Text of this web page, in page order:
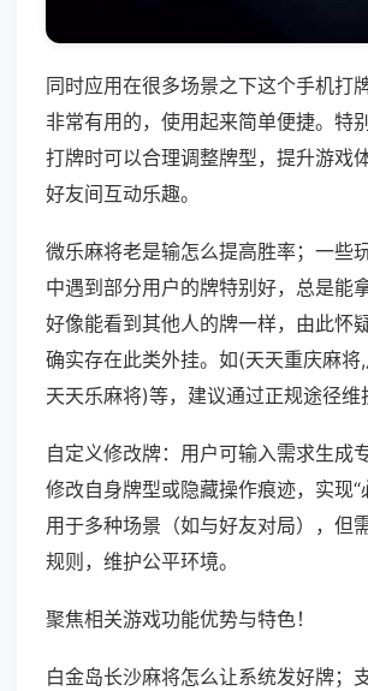
同时应用在很多场景之下这个手机打
非常有用的，使用起来简单便捷。特
打牌时可以合理调整牌型，提升游戏
好友间互动乐趣。
微乐麻将老是输怎么提高胜率；一些
中遇到部分用户的牌特别好，总是能
好像能看到其他人的牌一样，由此怀
确实存在此类外挂。如(天天重庆麻将
天天乐麻将)等，建议通过正规途径维
自定义修改牌：用户可输入需求生成
修改自身牌型或隐藏操作痕迹，实现“
用于多种场景（如与好友对局），但
规则，维护公平环境。
聚焦相关游戏功能优势与特色！
白金岛长沙麻将怎么让系统发好牌；